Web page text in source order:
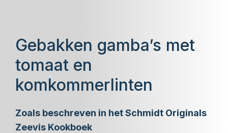
Gebakken gamba’s met
tomaat en
komkommerlinten
Zoals beschreven in het Schmidt Originals
Zeevis Kookboek